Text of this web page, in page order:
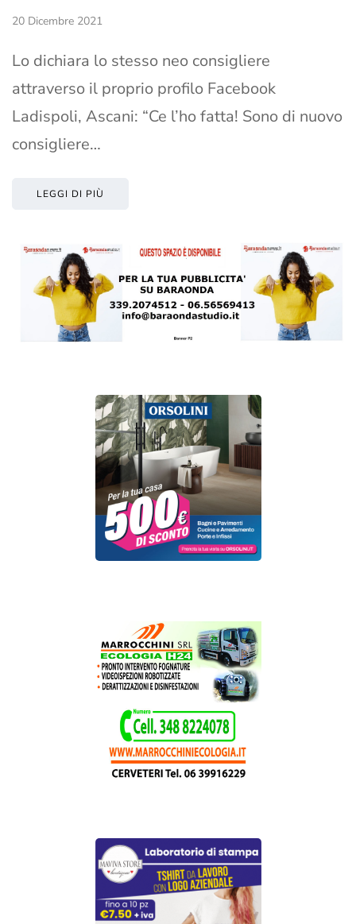
20 Dicembre 2021
Lo dichiara lo stesso neo consigliere
attraverso il proprio profilo Facebook
Ladispoli, Ascani: “Ce l’ho fatta! Sono di nuovo
consigliere…
LEGGI DI PIÙ